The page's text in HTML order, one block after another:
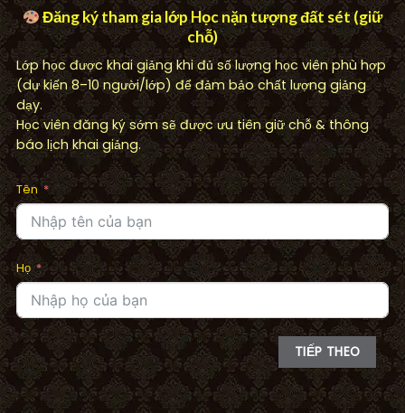
Đăng ký tham gia lớp Học nặn tượng đất sét (giữ
chỗ)
Lớp học được khai giảng khi đủ số lượng học viên phù hợp
(dự kiến 8–10 người/lớp) để đảm bảo chất lượng giảng
dạy.
Học viên đăng ký sớm sẽ được ưu tiên giữ chỗ & thông
báo lịch khai giảng.
Tên
Họ
TIẾP THEO